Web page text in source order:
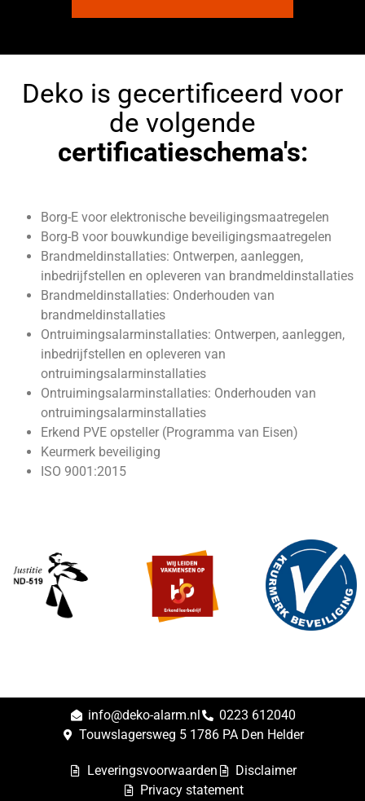
Deko is gecertificeerd voor
de volgende
certificatieschema's:
Borg-E voor elektronische beveiligingsmaatregelen
Borg-B voor bouwkundige beveiligingsmaatregelen
Brandmeldinstallaties: Ontwerpen, aanleggen,
inbedrijfstellen en opleveren van brandmeldinstallaties
Brandmeldinstallaties: Onderhouden van
brandmeldinstallaties
Ontruimingsalarminstallaties: Ontwerpen, aanleggen,
inbedrijfstellen en opleveren van
ontruimingsalarminstallaties
Ontruimingsalarminstallaties: Onderhouden van
ontruimingsalarminstallaties
Erkend PVE opsteller (Programma van Eisen)
Keurmerk beveiliging
ISO 9001:2015
info@deko-alarm.nl
0223 612040
Touwslagersweg 5 1786 PA Den Helder
Leveringsvoorwaarden
Disclaimer
Privacy statement